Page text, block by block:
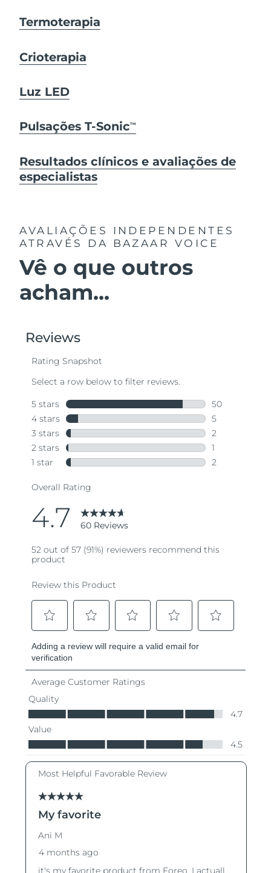
Termoterapia
Crioterapia
Luz LED
Pulsações T-SonicTM
Resultados clínicos e avaliações de
especialistas
AVALIAÇÕES INDEPENDENTES
ATRAVÉS DA BAZAAR VOICE
Vê o que outros
acham...